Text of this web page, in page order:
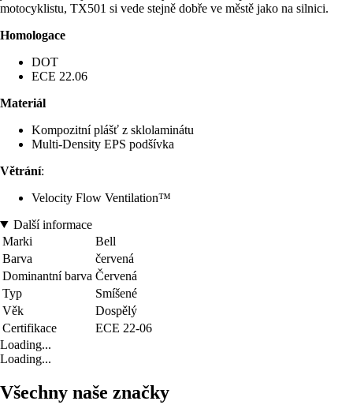
motocyklistu, TX501 si vede stejně dobře ve městě jako na silnici.
Homologace
DOT
ECE 22.06
Materiál
Kompozitní plášť z sklolaminátu
Multi-Density EPS podšívka
Větrání:
Velocity Flow Ventilation™
Další informace
Marki
Bell
Barva
červená
Dominantní barva Červená
Typ
Smíšené
Věk
Dospělý
Certifikace
ECE 22-06
Loading...
Loading...
Všechny naše značky